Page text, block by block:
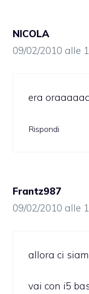
NICOLA
09/02/2010 alle
era
Rispondi
Frantz987
09/02/2010 alle
allora ci
vai con i5